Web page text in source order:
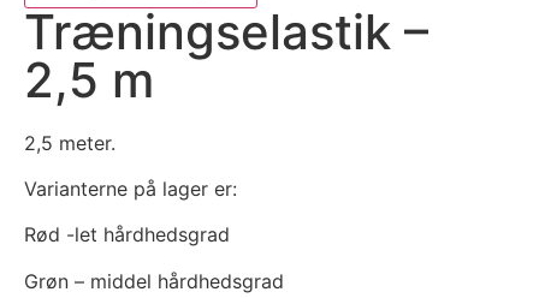
Træningselastik –
2,5 m
2,5 meter.
Varianterne på lager er:
Rød -let hårdhedsgrad
Grøn – middel hårdhedsgrad